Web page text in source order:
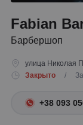
Fabian
Барбершоп
улица Николая
Закрыто
/
+38 093